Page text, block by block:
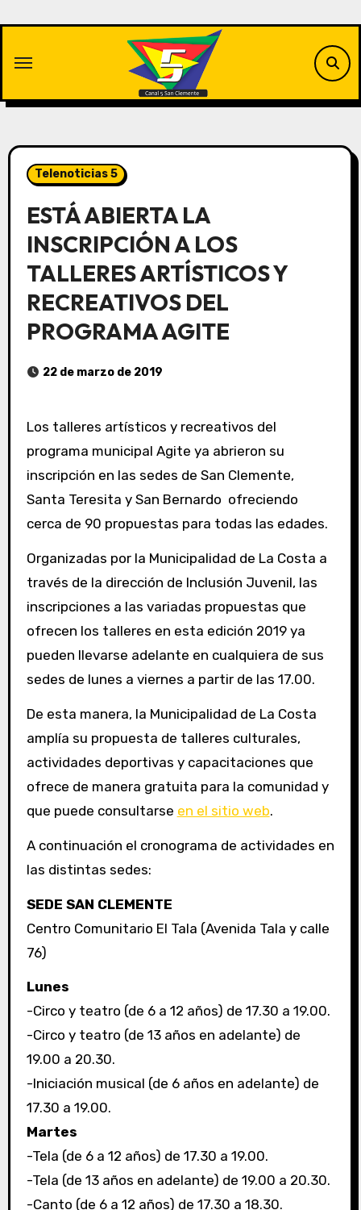
contenido
Telenoticias 5
ESTÁ ABIERTA LA
INSCRIPCIÓN A LOS
TALLERES ARTÍSTICOS Y
RECREATIVOS DEL
PROGRAMA AGITE
22 de marzo de 2019
Los talleres artísticos y recreativos del
programa municipal Agite ya abrieron su
inscripción en las sedes de San Clemente,
Santa Teresita y San Bernardo ofreciendo
cerca de 90 propuestas para todas las edades.
Organizadas por la Municipalidad de La Costa a
través de la dirección de Inclusión Juvenil, las
inscripciones a las variadas propuestas que
ofrecen los talleres en esta edición 2019 ya
pueden llevarse adelante en cualquiera de sus
sedes de lunes a viernes a partir de las 17.00.
De esta manera, la Municipalidad de La Costa
amplía su propuesta de talleres culturales,
actividades deportivas y capacitaciones que
ofrece de manera gratuita para la comunidad y
que puede consultarse en el sitio web.
A continuación el cronograma de actividades en
las distintas sedes:
SEDE SAN CLEMENTE
Centro Comunitario El Tala (Avenida Tala y calle
76)
Lunes
-Circo y teatro (de 6 a 12 años) de 17.30 a 19.00.
-Circo y teatro (de 13 años en adelante) de
19.00 a 20.30.
-Iniciación musical (de 6 años en adelante) de
17.30 a 19.00.
Martes
-Tela (de 6 a 12 años) de 17.30 a 19.00.
-Tela (de 13 años en adelante) de 19.00 a 20.30.
-Canto (de 6 a 12 años) de 17.30 a 18.30.